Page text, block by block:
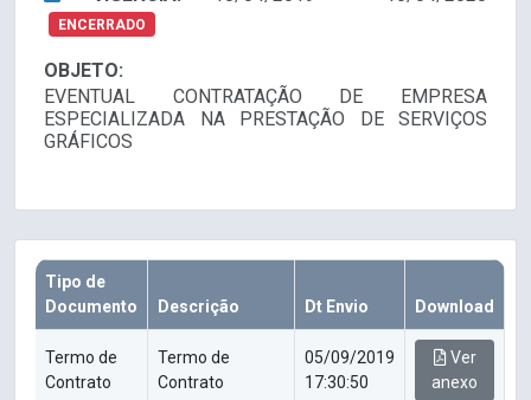
ENCERRADO
OBJETO:
EVENTUAL CONTRATAÇÃO DE EMPRESA
ESPECIALIZADA NA PRESTAÇÃO DE SERVIÇOS
GRÁFICOS
Tipo de
Documento
Descrição Dt Envio Download
Termo de
Contrato
Termo de
Contrato
05/09/2019
17:30:50
Ver
anexo